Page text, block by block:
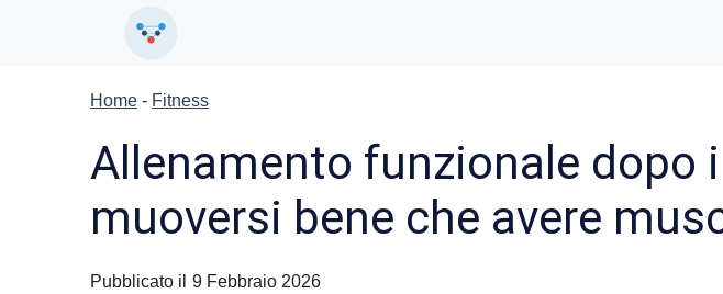
Home - Fitness
Allenamento funzionale dopo
muoversi bene che avere
Pubblicato il 9 Febbraio 2026